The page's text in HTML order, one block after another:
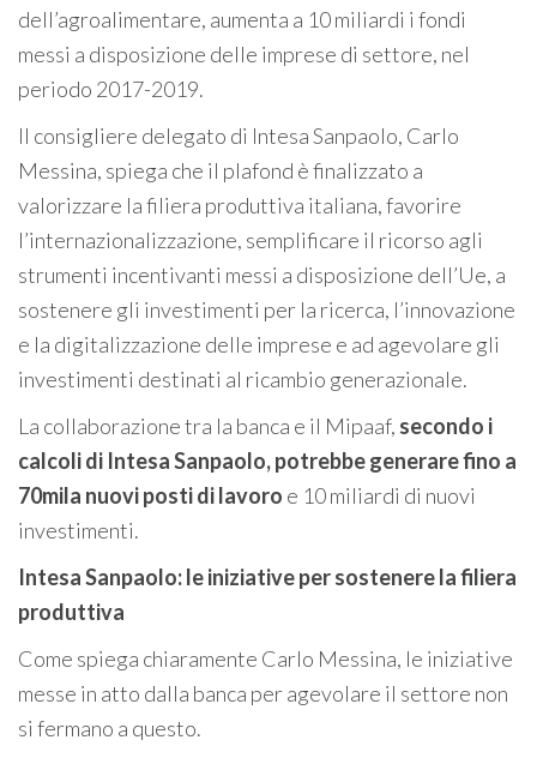
dell’agroalimentare, aumenta a 10 miliardi i fondi
messi a disposizione delle imprese di settore, nel
periodo 2017-2019.
Il consigliere delegato di Intesa Sanpaolo, Carlo
Messina, spiega che il plafond è finalizzato a
valorizzare la filiera produttiva italiana, favorire
l’internazionalizzazione, semplificare il ricorso agli
strumenti incentivanti messi a disposizione dell’Ue, a
sostenere gli investimenti per la ricerca, l’innovazione
e la digitalizzazione delle imprese e ad agevolare gli
investimenti destinati al ricambio generazionale.
La collaborazione tra la banca e il Mipaaf, secondo i
calcoli di Intesa Sanpaolo, potrebbe generare fino a
70mila nuovi posti di lavoro e 10 miliardi di nuovi
investimenti.
Intesa Sanpaolo: le iniziative per sostenere la filiera
produttiva
Come spiega chiaramente Carlo Messina, le iniziative
messe in atto dalla banca per agevolare il settore non
si fermano a questo.